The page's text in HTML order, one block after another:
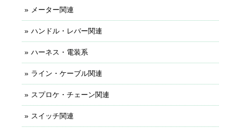
メーター関連
ハンドル・レバー関連
ハーネス・電装系
ライン・ケーブル関連
スプロケ・チェーン関連
スイッチ関連